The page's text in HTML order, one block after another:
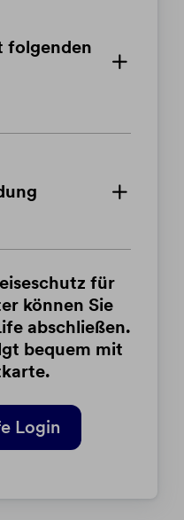
folgenden
für
können Sie
abschließen.
bequem mit
Login